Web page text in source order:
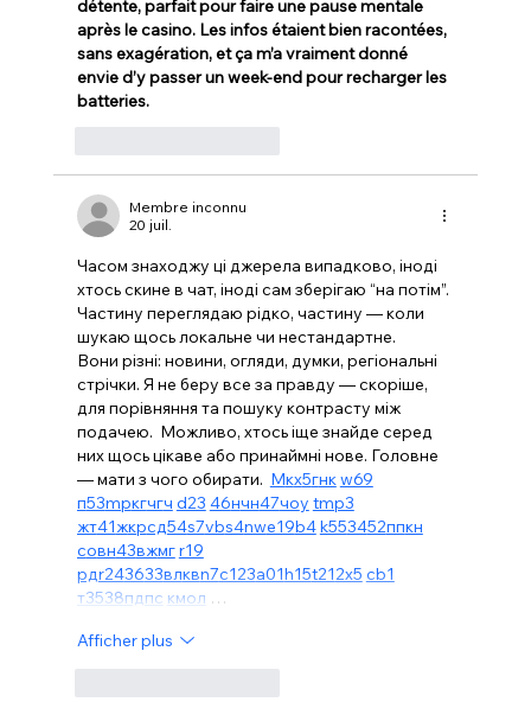
détente, parfait pour faire une pause mentale
après le casino. Les infos étaient bien racontées,
sans exagération, et ça m’a vraiment donné
envie d’y passer un week-end pour recharger les
batteries.
Membre inconnu
20 juil.
Часом знаходжу ці джерела випадково, іноді
хтось скине в чат, іноді сам зберігаю “на потім”.
Частину переглядаю рідко, частину — коли
шукаю щось локальне чи нестандартне.
Вони різні: новини, огляди, думки, регіональні
стрічки. Я не беру все за правду — скоріше,
для порівняння та пошуку контрасту між
подачею.  Можливо, хтось іще знайде серед
них щось цікаве або принаймні нове. Головне
— мати з чого обирати. Мкх5гнкw69
п53mpкгчгч d23 46нчн47чоу tmp3
жт41жкрсд54s7vbs4nwe19b4k553452ппкн
совн43вжмгr19
рдr243633влквn7c123a01h15t212x5 cb1
т3538пдпс кмол …
Afficher plus